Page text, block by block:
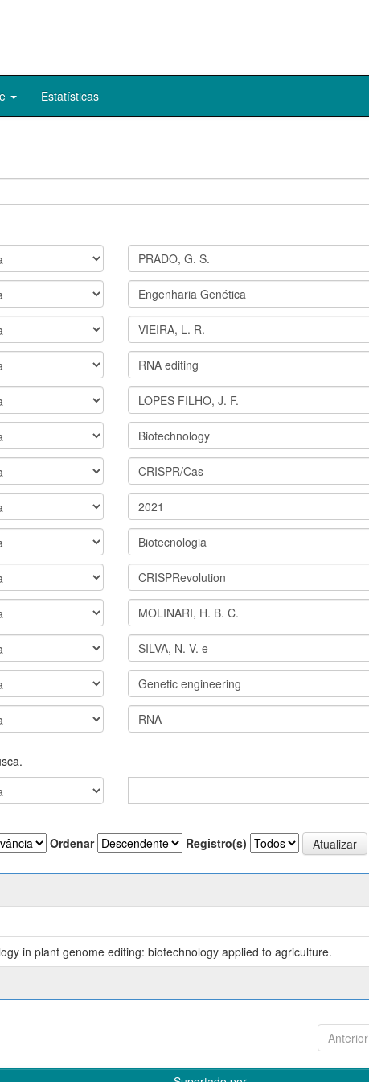
Estatísticas
Ordenar Registro(s)
in plant genome editing: biotechnology applied to agriculture.
Anterior